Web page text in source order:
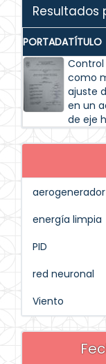
Resultados
PORTADATÍTULO
como
ajuste
en un
de eje
aerogenerador
energía limpia
PID
red neuronal
Viento